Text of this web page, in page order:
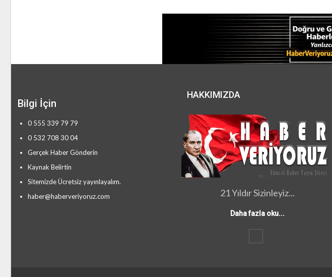
Bilgi İçin
0 555 339 79 79
0 532 708 30 04
Gerçek Haber Gönderin
Kaynak Belirtin
Sitemizde Ücretsiz yayınlayalım.
haber@haberveriyoruz.com
HAKKIMIZDA
21 Yıldır Sizinleyiz...
Daha fazla oku...